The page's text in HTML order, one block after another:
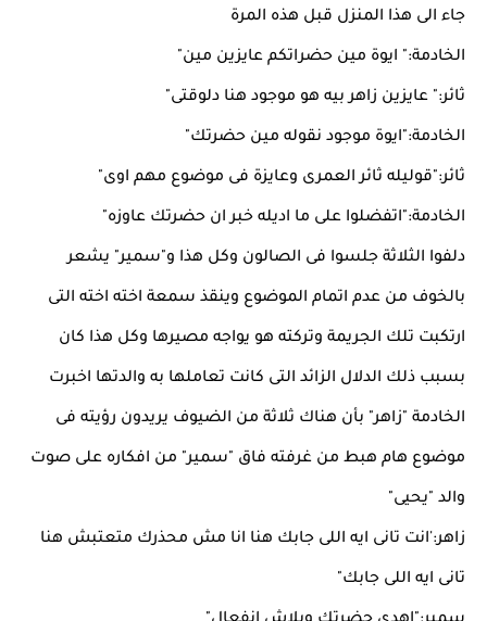
جاء الى هذا المنزل قبل هذه المرة
الخادمة:" ايوة مين حضراتكم عايزين مين"
ثائر:" عايزين زاهر بيه هو موجود هنا دلوقتى"
الخادمة:"ايوة موجود نقوله مين حضرتك"
ثائر:"قوليله ثائر العمرى وعايزة فى موضوع مهم اوى"
الخادمة:"اتفضلوا على ما اديله خبر ان حضرتك عاوزه"
دلفوا الثلاثة جلسوا فى الصالون وكل هذا و"سمير" يشعر
بالخوف من عدم اتمام الموضوع وينقذ سمعة اخته اخته التى
ارتكبت تلك الجريمة وتركته هو يواجه مصيرها وكل هذا كان
بسبب ذلك الدلال الزائد التى كانت تعاملها به والدتها اخبرت
الخادمة "زاهر" بأن هناك ثلاثة من الضيوف يريدون رؤيته فى
موضوع هام هبط من غرفته فاق "سمير" من افكاره على صوت
والد "يحيى"
زاهر:'انت تانى ايه اللى جابك هنا انا مش محذرك متعتبش هنا
تانى ايه اللى جابك"